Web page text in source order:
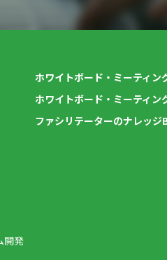
開発
ホワイトボード・ミーティン
ホワイトボード・ミーティン
ファシリテーターのナレッジ